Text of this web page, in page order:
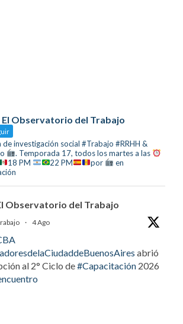
El Observatorio del Trabajo
de investigación social #Trabajo #RRHH &
. Temporada 17, todos los martes a las
18 PM 22 PM por
en
Observatorio del Trabajo
· 4 Ago
abrió
al 2° Ciclo de#Capacitación 2026